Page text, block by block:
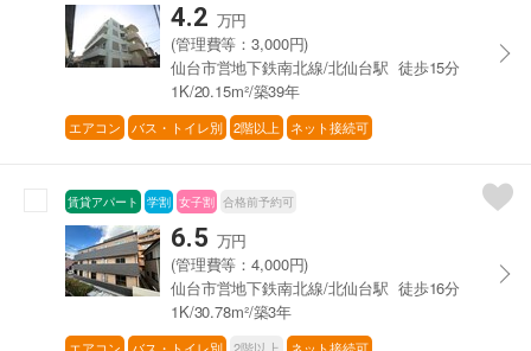
4.2 万円
(管理費等：3,000円)
仙台市営地下鉄南北線/北仙台駅 徒歩15分
1K/20.15m²/築39年
エアコン バス・トイレ別 2階以上 ネット接続可
賃貸アパート 学割 女子割 合格前予約可
6.5 万円
(管理費等：4,000円)
仙台市営地下鉄南北線/北仙台駅 徒歩16分
1K/30.78m²/築3年